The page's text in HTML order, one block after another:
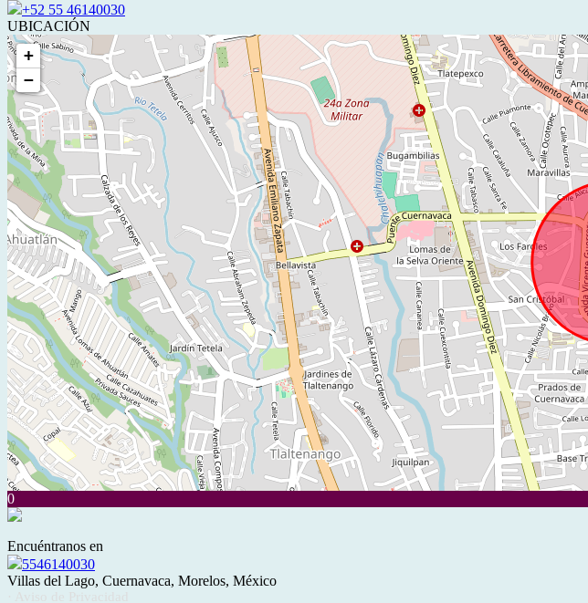
+52 55 46140030
UBICACIÓN
+
−
0
Encuéntranos en
5546140030
Villas del Lago, Cuernavaca, Morelos, México